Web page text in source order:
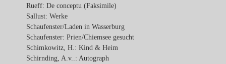
Rueff: De conceptu (Faksimile)
Sallust: Werke
Schaufenster/Laden in Wasserburg
Schaufenster: Prien/Chiemsee gesucht
Schimkowitz, H.: Kind & Heim
Schirnding, A.v..: Autograph